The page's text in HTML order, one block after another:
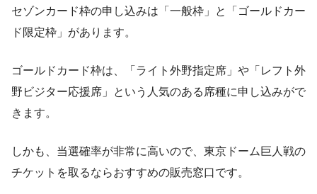
セゾンカード枠の申し込みは「一般枠」と「ゴールドカー
ド限定枠」があります。
ゴールドカード枠は、「ライト外野指定席」や「レフト外
野ビジター応援席」という人気のある席種に申し込みがで
きます。
しかも、当選確率が非常に高いので、東京ドーム巨人戦の
チケットを取るならおすすめの販売窓口です。